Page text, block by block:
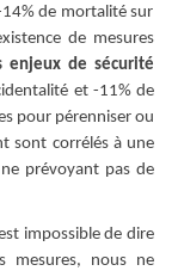
de mortalité sur
de mesures
enjeux de sécurité
et -11% de
pour pérenniser ou
sont corrélés à une
prévoyant pas de
impossible de dire
mesures, nous ne